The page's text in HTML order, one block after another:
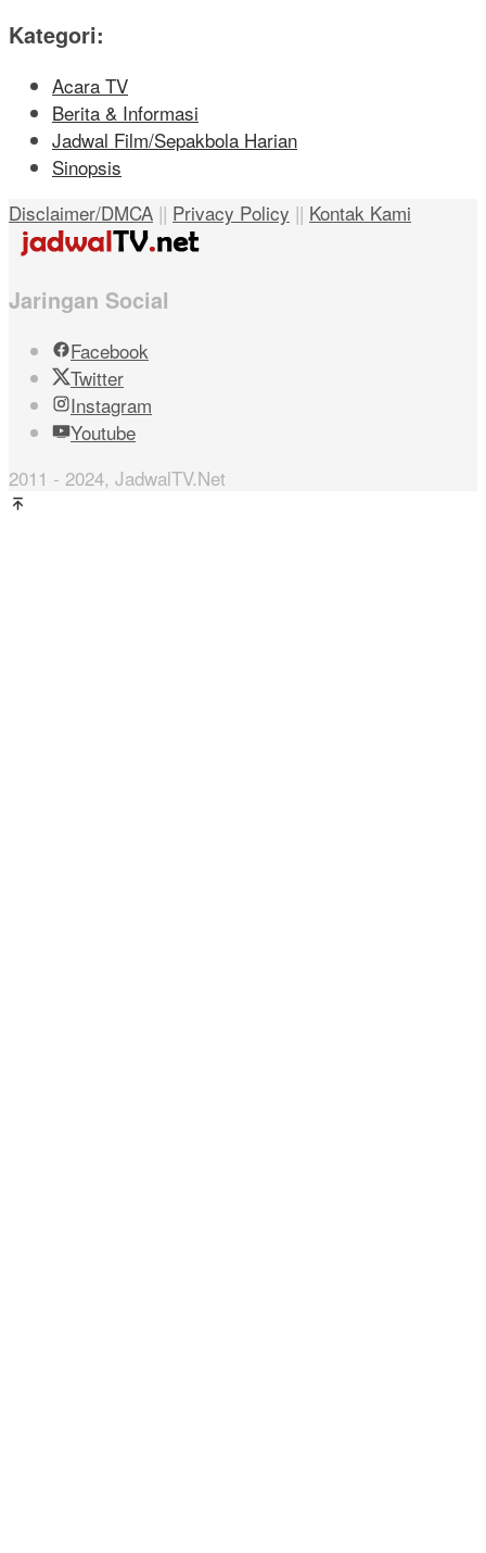
Kategori:
Acara TV
Berita & Informasi
Jadwal Film/Sepakbola Harian
Sinopsis
Disclaimer/DMCA || Privacy Policy || Kontak Kami
Jaringan Social
Facebook
Twitter
Instagram
Youtube
2011 - 2024, JadwalTV.Net